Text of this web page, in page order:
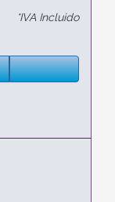
*IVA Incluido